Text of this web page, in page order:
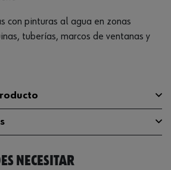
con pinturas al agua en zonas
tuberías, marcos de ventanas y
44 mm
cepillo 30 mm
0693005006
NECESITAR